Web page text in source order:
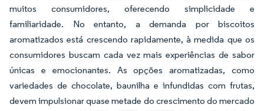
muitos consumidores, oferecendo simplicidade e
familiaridade. No entanto, a demanda por biscoitos
aromatizados está crescendo rapidamente, à medida que os
consumidores buscam cada vez mais experiências de sabor
únicas e emocionantes. As opções aromatizadas, como
variedades de chocolate, baunilha e infundidas com frutas,
devem impulsionar quase metade do crescimento do mercado